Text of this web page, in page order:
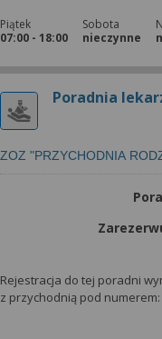
Piątek
07:00 - 18:00
Sobota
nieczynne
Poradnia
ZOZ "PRZYCHODNIA
Rejestracja do tej poradni
z przychodnią pod numerem: